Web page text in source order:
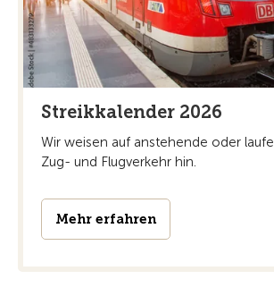
Streikkalender 2026
Wir weisen auf anstehende oder
Zug- und Flugverkehr hin.
Mehr erfahren